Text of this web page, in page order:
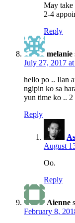
May take
2-4
Reply
melanie
July 27, 2017
hello po .. Ilan
ngipin ko sa
yun time ko ..
Reply
August
Oo.
Reply
Aienne
February 8,